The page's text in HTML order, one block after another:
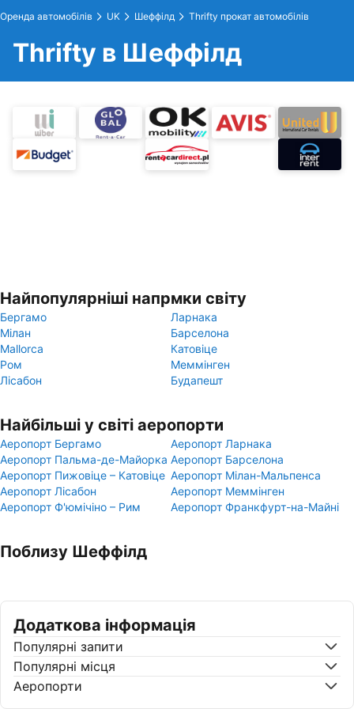
Оренда автомобілів UK Шеффілд Thrifty прокат автомобілів
Thrifty в Шеффілд
Найпопулярніші напрмки світу
Бергамо
Ларнака
Мілан
Барселона
Mallorca
Катовіце
Ром
Меммінген
Лісабон
Будапешт
Найбільші у світі аеропорти
Аеропорт Бергамо
Аеропорт Ларнака
Аеропорт Пальма-де-Майорка Аеропорт Барселона
Аеропорт Пижовіце – Катовіце Аеропорт Мілан-Мальпенса
Аеропорт Лісабон
Аеропорт Меммінген
Аеропорт Ф'юмічіно – Рим
Аеропорт Франкфурт-на-Майні
Поблизу Шеффілд
Додаткова інформація
Популярні запити
Популярні місця
Аеропорти